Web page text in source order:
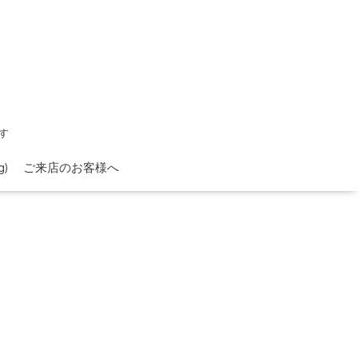
ご来店のお客様へ